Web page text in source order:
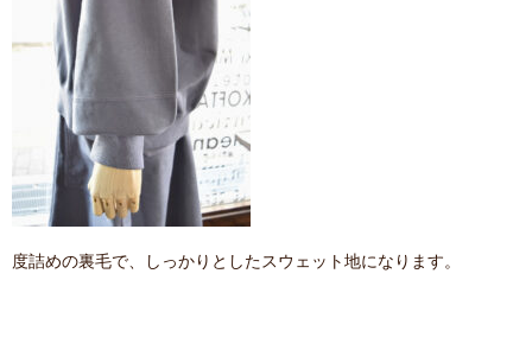
度詰めの裏毛で、しっかりとしたスウェット地になります。